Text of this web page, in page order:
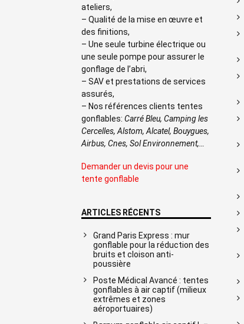
ateliers,
– Qualité de la mise en œuvre et
des finitions,
– Une seule turbine électrique ou
une seule pompe pour assurer le
gonflage de l’abri,
– SAV et prestations de services
assurés,
– Nos références clients tentes
gonflables: Carré Bleu, Camping les
Cercelles, Alstom, Alcatel, Bouygues,
Airbus, Cnes, Sol Environnement,…
Demander un devis pour une
tente gonflable
ARTICLES RÉCENTS
Grand Paris Express : mur
gonflable pour la réduction des
bruits et cloison anti-
poussière
Poste Médical Avancé : tentes
gonflables à air captif (milieux
extrêmes et zones
aéroportuaires)